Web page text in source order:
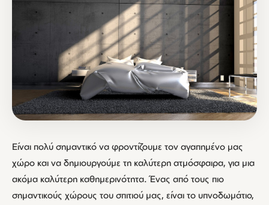
Είναι πολύ σημαντικό να φροντίζουμε τον αγαπημένο μας
χώρο και να δημιουργούμε τη καλύτερη ατμόσφαιρα, για μια
ακόμα καλύτερη καθημερινότητα. Ένας από τους πιο
σημαντικούς χώρους του σπιτιού μας, είναι το υπνοδωμάτιο,